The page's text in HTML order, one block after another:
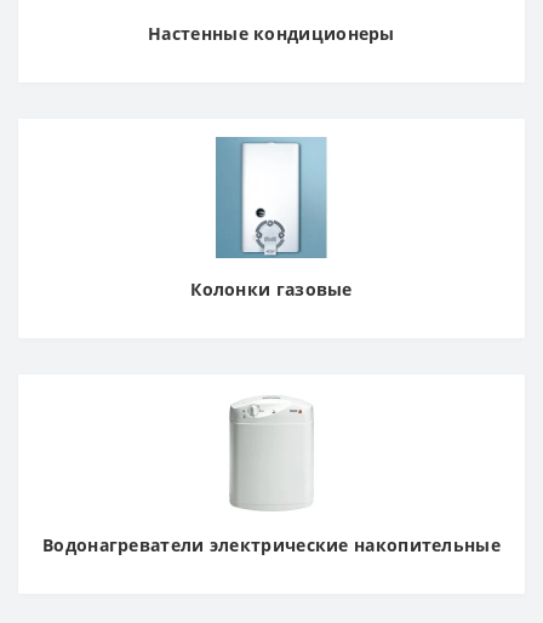
Настенные кондиционеры
Колонки газовые
Водонагреватели электрические накопительные